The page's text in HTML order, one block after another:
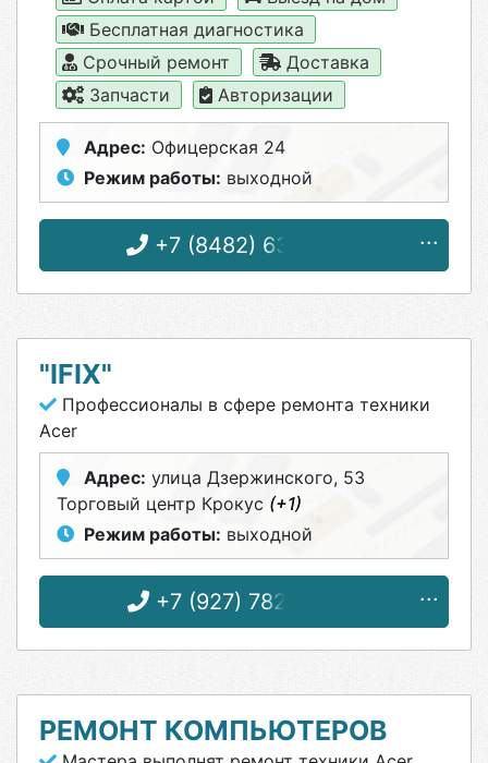
Бесплатная диагностика
Срочный ремонт
Доставка
Запчасти
Авторизации
Адрес: Офицерская 24
Режим работы: выходной
+7 (8482) 63-90-89
"IFIX"
Профессионалы в сфере ремонта техники
Acer
Адрес: улица Дзержинского, 53
Торговый центр Крокус (+1)
Режим работы: выходной
+7 (927) 782-93-32
РЕМОНТ КОМПЬЮТЕРОВ